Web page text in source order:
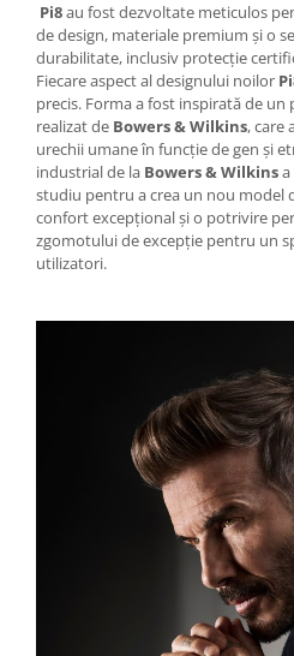
Pi8au fost dezvoltate meticulos
de design, materiale premium și o
durabilitate, inclusiv protecție
Fiecare aspect al designului noilor
precis. Forma a fost inspirată de
realizat de Bowers & Wilkins, care
urechii umane în funcție de gen și
industrial de la Bowers & Wilkins
studiu pentru a crea un nou model
confort excepțional și o potrivire
zgomotului de excepție pentru un
utilizatori.